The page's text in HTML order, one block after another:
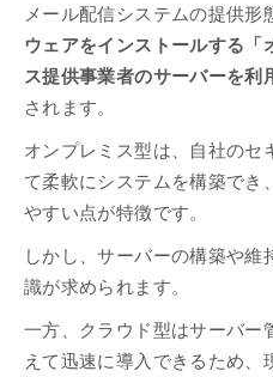
メール配信システムの提供形
ウェアをインストールする「
ス提供事業者のサーバーを利
されます。
オンプレミス型は、自社のセ
て柔軟にシステムを構築でき
やすい点が特徴です。
しかし、サーバーの構築や維
識が求められます。
一方、クラウド型はサーバー
えて迅速に導入できるため、